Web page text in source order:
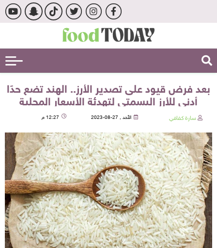
بعد فرض قيود على تصدير الأرز.. الهند تضع حدًا
أدنى للأرز البسمتي لتهدئة الأسعار المحلية
سارة كفافي الأحد , 27-08-2023 12:27 م